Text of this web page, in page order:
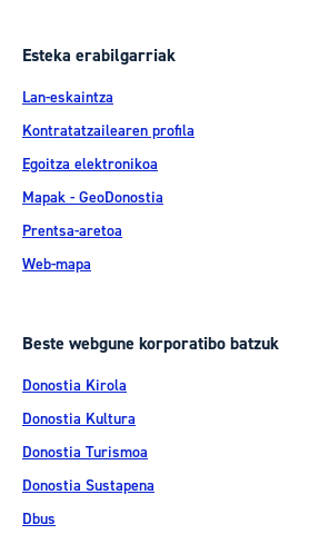
Esteka erabilgarriak
Lan-eskaintza
Kontratatzailearen profila
Egoitza elektronikoa
Mapak - GeoDonostia
Prentsa-aretoa
Web-mapa
Beste webgune korporatibo batzuk
Donostia Kirola
Donostia Kultura
Donostia Turismoa
Donostia Sustapena
Dbus